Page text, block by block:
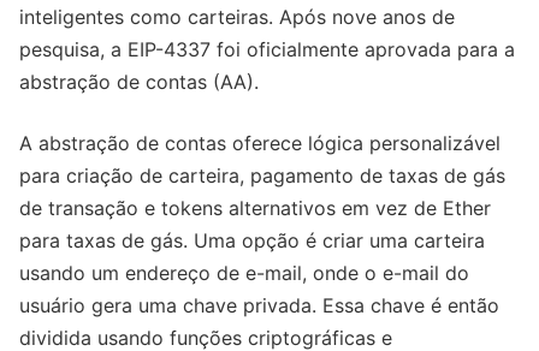
inteligentes como carteiras. Após nove anos de
pesquisa, a EIP-4337 foi oficialmente aprovada para a
abstração de contas (AA).
A abstração de contas oferece lógica personalizável
para criação de carteira, pagamento de taxas de gás
de transação e tokens alternativos em vez de Ether
para taxas de gás. Uma opção é criar uma carteira
usando um endereço de e-mail, onde o e-mail do
usuário gera uma chave privada. Essa chave é então
dividida usando funções criptográficas e